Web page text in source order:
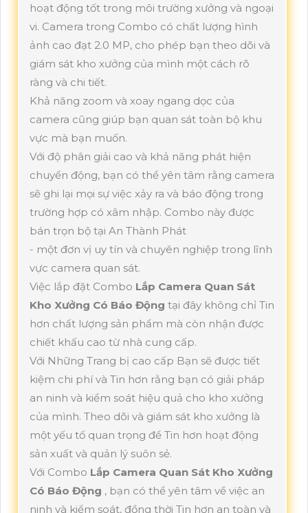
hoạt động tốt trong môi trường xưởng và ngoại
vi. Camera trong Combo có chất lượng hình
ảnh cao đạt 2.0 MP, cho phép bạn theo dõi và
giám sát kho xưởng của mình một cách rõ
ràng và chi tiết.
Khả năng zoom và xoay ngang dọc của
camera cũng giúp bạn quan sát toàn bộ khu
vực mà bạn muốn.
Với độ phân giải cao và khả năng phát hiện
chuyển động, bạn có thể yên tâm rằng camera
sẽ ghi lại mọi sự việc xảy ra và báo động trong
trường hợp có xâm nhập. Combo này được
bán trọn bộ tại An Thành Phát
- một đơn vị uy tín và chuyên nghiệp trong lĩnh
vực camera quan sát.
Việc lắp đặt Combo Lắp Camera Quan Sát
Kho Xưởng Có Báo Động tại đây không chỉ Tin
hơn chất lượng sản phẩm mà còn nhận được
chiết khấu cao từ nhà cung cấp.
Với Những Trang bị cao cấp Bạn sẽ được tiết
kiệm chi phí và Tin hơn rằng bạn có giải pháp
an ninh và kiểm soát hiệu quả cho kho xưởng
của mình. Theo dõi và giám sát kho xưởng là
một yếu tố quan trọng để Tin hơn hoạt động
sản xuất và quản lý suôn sẻ.
Với Combo Lắp Camera Quan Sát Kho Xưởng
Có Báo Động , bạn có thể yên tâm về việc an
ninh và kiểm soát, đồng thời Tin hơn an toàn và